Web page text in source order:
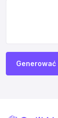
Generować